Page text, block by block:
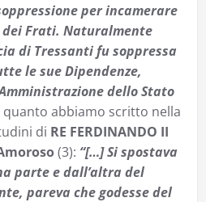
per incamerare
dei Frati. Naturalmente
di Tressanti fu soppressa
le sue Dipendenze,
dello Stato
abbiamo scritto nella
di RE FERDINANDO II
(3): “[…] Si spostava
parte e dall’altra del
pareva che godesse del